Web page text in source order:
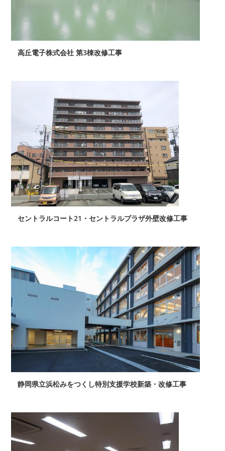
高丘電子株式会社 第3棟改修工事
セントラルコート21・セントラルプラザ外壁改修工事
静岡県立浜松みをつくし特別支援学校新築・改修工事